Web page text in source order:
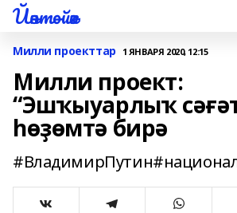
Йәнтөйәк
Милли проекттар 1 ЯНВАРЯ 2020, 12:15
Милли проект:
“Эшҡыуарлыҡ
һөҙөмтә бирә